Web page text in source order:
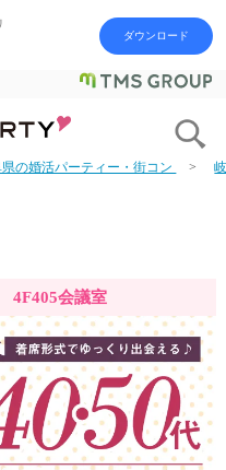
ダウンロード
の婚活パーティー・街コン
会議室